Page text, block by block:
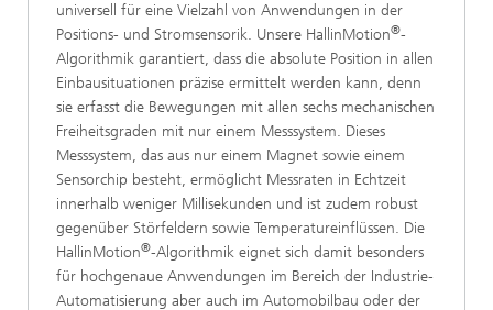
universell für eine Vielzahl von Anwendungen in der
Positions- und Stromsensorik. Unsere HallinMotion®-
Algorithmik garantiert, dass die absolute Position in allen
Einbausituationen präzise ermittelt werden kann, denn
sie erfasst die Bewegungen mit allen sechs mechanischen
Freiheitsgraden mit nur einem Messsystem. Dieses
Messsystem, das aus nur einem Magnet sowie einem
Sensorchip besteht, ermöglicht Messraten in Echtzeit
innerhalb weniger Millisekunden und ist zudem robust
gegenüber Störfeldern sowie Temperatureinflüssen. Die
HallinMotion®-Algorithmik eignet sich damit besonders
für hochgenaue Anwendungen im Bereich der Industrie-
Automatisierung aber auch im Automobilbau oder der